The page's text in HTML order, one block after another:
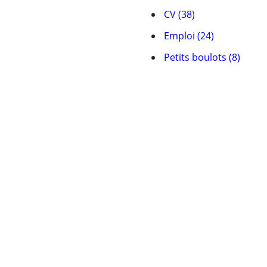
CV (38)
Emploi (24)
Petits boulots (8)